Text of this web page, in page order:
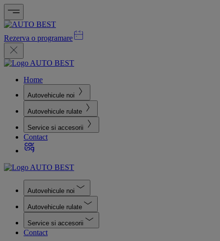
Rezerva o programare
Home
Autovehicule noi
Autovehicule rulate
Service si accesorii
Contact
Autovehicule noi
Autovehicule rulate
Service si accesorii
Contact